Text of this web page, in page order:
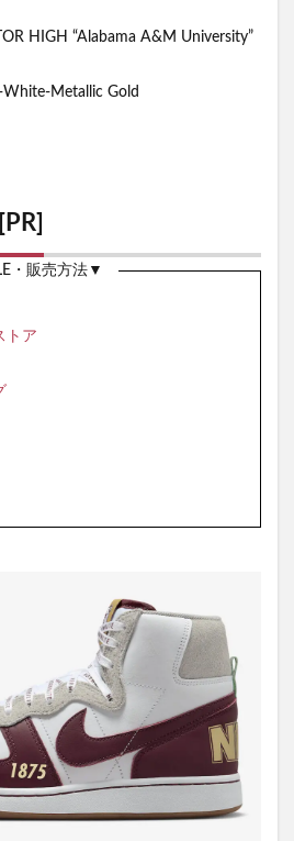
HIGH “Alabama A&M University”
Metallic Gold
・販売方法▼
トア